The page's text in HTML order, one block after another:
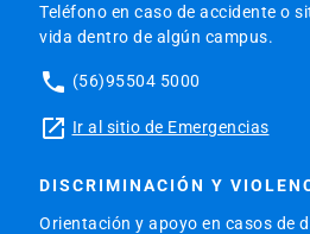
Teléfono en caso de accidente o
vida dentro de algún campus.
phone (56)95504 5000
launch Ir al sitio de Emergencias
DISCRIMINACIÓN Y
Orientación y apoyo en casos de